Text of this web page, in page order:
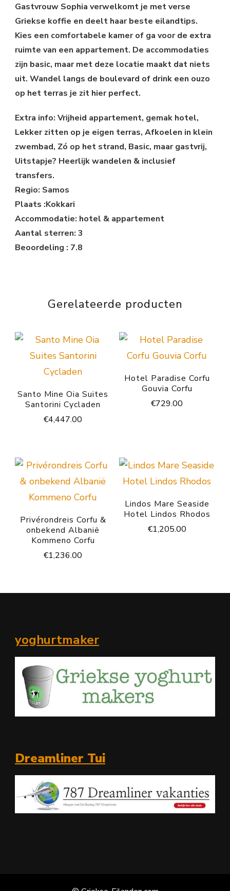
Gastvrouw Sophia verwelkomt je met verse
Griekse koffie en deelt haar beste eilandtips.
Kies een comfortabele kamer of ga voor de extra
ruimte van een appartement. De accommodaties
zijn basic, maar met deze locatie maakt dat niets
uit. Wandel langs de boulevard of drink een ouzo
op het terras je zit hier perfect.
Extra info: Vrijheid appartement, gemak hotel,
Lekker zitten op je eigen terras, Afkoelen in klein
zwembad, Zó op het strand, Basic, maar gastvrij,
Uitstapje? Heerlijk wandelen & inclusief
transfers.
Regio: Samos
Plaats :Kokkari
Accommodatie: hotel & appartement
Aantal sterren: 3
Beoordeling : 7.8
Gerelateerde producten
Santo Mine Oia Suites
Santorini Cycladen
€4,447.00
Hotel Paradise Corfu
Gouvia Corfu
€729.00
Privérondreis Corfu &
onbekend Albanië
Kommeno Corfu
€1,236.00
Lindos Mare Seaside
Hotel Lindos Rhodos
€1,205.00
yoghurtmaker
Dreamliner Tui